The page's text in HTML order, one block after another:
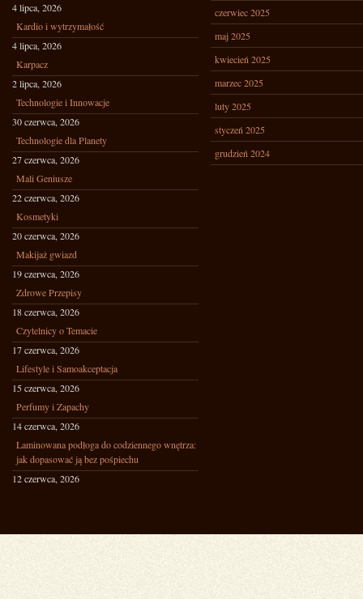
4 lipca, 2026
Kardio i wytrzymałość
4 lipca, 2026
Karpacz
2 lipca, 2026
Technologie i Innowacje
30 czerwca, 2026
Technologie dla Planety
27 czerwca, 2026
Mali Geniusze
22 czerwca, 2026
Kosmetyki
20 czerwca, 2026
Makijaż gwiazd
19 czerwca, 2026
Zdrowe Przepisy
18 czerwca, 2026
Czytelnicy o Temacie
17 czerwca, 2026
Lifestyle i Samoakceptacja
15 czerwca, 2026
Perfumy i Zapachy
14 czerwca, 2026
Laminowana podłoga do codziennego wnętrza:
jak dopasować ją bez pośpiechu
12 czerwca, 2026
czerwiec 2025
maj 2025
kwiecień 2025
marzec 2025
luty 2025
styczeń 2025
grudzień 2024